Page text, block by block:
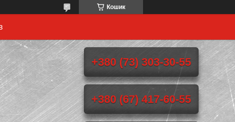
Кошик
+380 (73) 303-30-55
+380 (67) 417-60-55